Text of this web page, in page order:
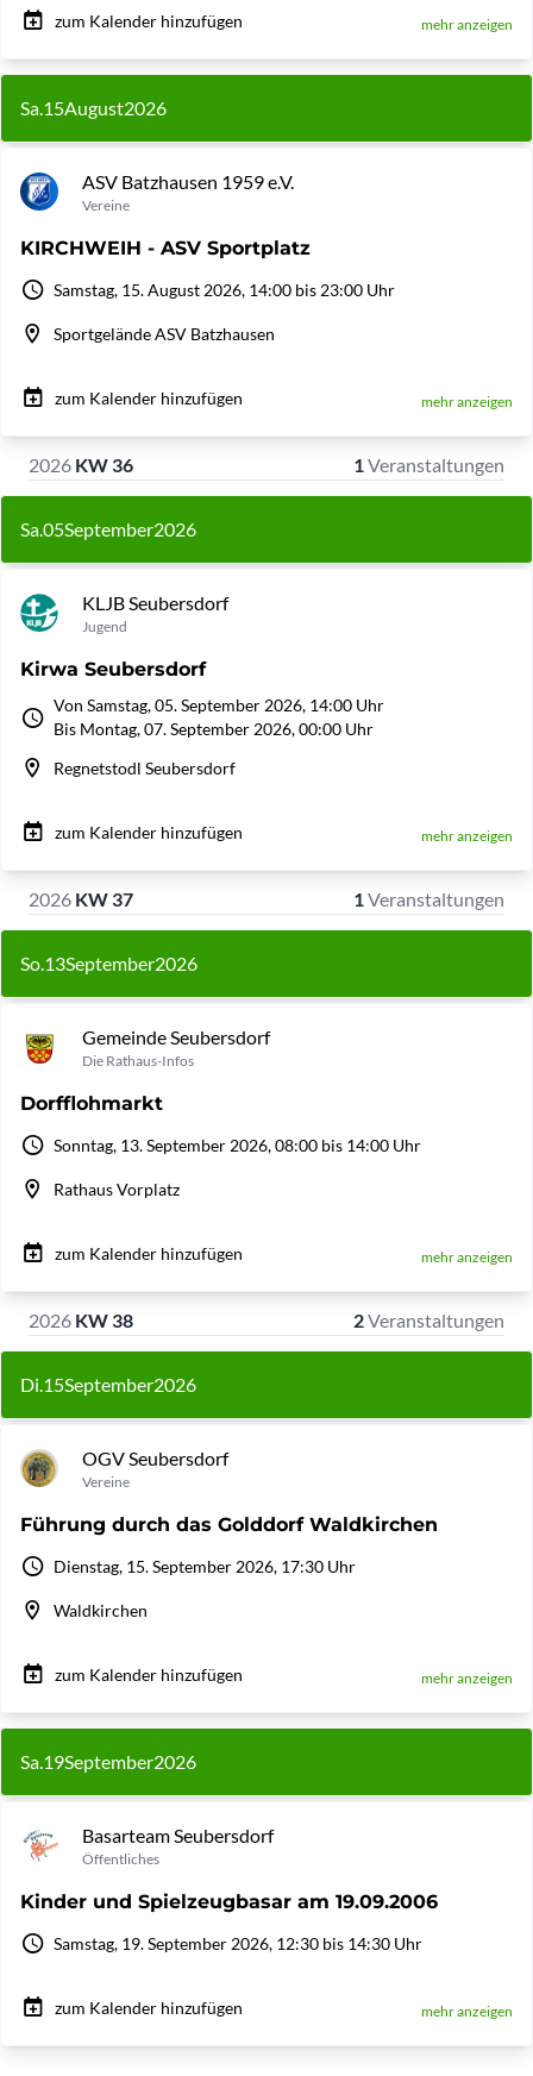
zum Kalender hinzufügen mehr anzeigen
Sa.15August2026
ASV Batzhausen 1959 e.V.
Vereine
KIRCHWEIH - ASV Sportplatz
Samstag, 15. August 2026, 14:00 bis 23:00 Uhr
Sportgelände ASV Batzhausen
zum Kalender hinzufügen mehr anzeigen
2026 KW 36 1Veranstaltungen
Sa.05September2026
KLJB Seubersdorf
Jugend
Kirwa Seubersdorf
Von Samstag, 05. September 2026, 14:00 Uhr
Bis Montag, 07. September 2026, 00:00 Uhr
Regnetstodl Seubersdorf
zum Kalender hinzufügen mehr anzeigen
2026 KW 37 1Veranstaltungen
So.13September2026
Gemeinde Seubersdorf
Die Rathaus-Infos
Dorfflohmarkt
Sonntag, 13. September 2026, 08:00 bis 14:00 Uhr
Rathaus Vorplatz
zum Kalender hinzufügen mehr anzeigen
2026 KW 38 2Veranstaltungen
Di.15September2026
OGV Seubersdorf
Vereine
Führung durch das Golddorf Waldkirchen
Dienstag, 15. September 2026, 17:30 Uhr
Waldkirchen
zum Kalender hinzufügen mehr anzeigen
Sa.19September2026
Basarteam Seubersdorf
Öffentliches
Kinder und Spielzeugbasar am 19.09.2006
Samstag, 19. September 2026, 12:30 bis 14:30 Uhr
zum Kalender hinzufügen mehr anzeigen